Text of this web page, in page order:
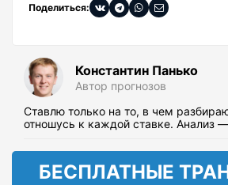
Поделиться:
Константин Панько
Автор прогнозов
Ставлю только на то, в чем
отношусь к каждой ставке. Анализ
БЕСПЛАТНЫЕ